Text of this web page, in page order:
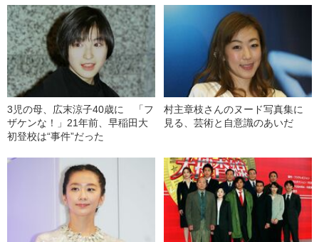
3児の母、広末涼子40歳に 「フ
ザケンな！」21年前、早稲田大
初登校は“事件”だった
村主章枝さんのヌード写真集に
見る、芸術と自意識のあいだ